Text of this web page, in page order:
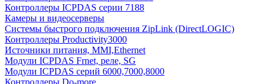
Контроллеры ICPDAS серии 7188
Камеры и видеосерверы
Системы быстрого подключения ZipLink (DirectLOGIC)
Контроллеры Productivity3000
Источники питания, MMI,Ethernet
Модули ICPDAS Frnet, реле, SG
Модули ICPDAS серий 6000,7000,8000